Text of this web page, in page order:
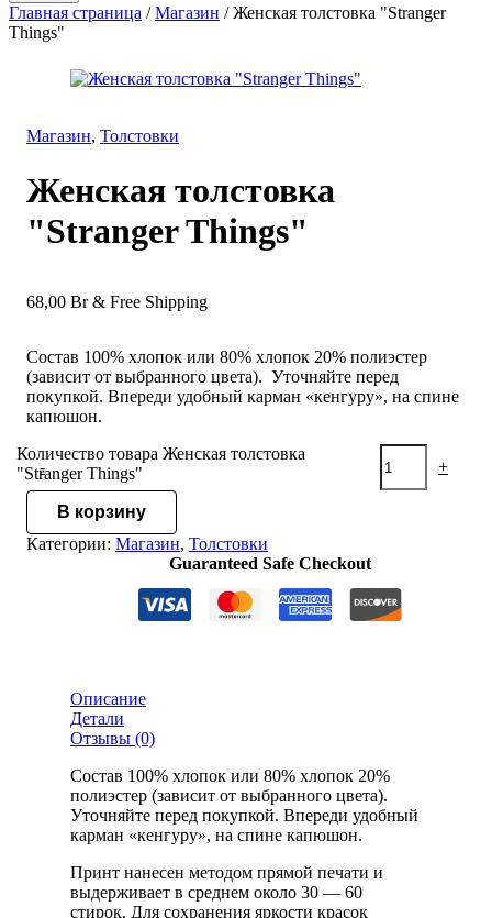
Главная страница /Магазин /Женская толстовка "Stranger
Things"
Магазин, Толстовки
Женская толстовка
"Stranger Things"
68,00 Br & Free Shipping
Состав 100% хлопок или 80% хлопок 20% полиэстер
(зависит от выбранного цвета). Уточняйте перед
покупкой. Впереди удобный карман «кенгуру», на спине
капюшон.
-
Количество товара Женская толстовка
"Stranger Things"
+
В корзину
Категории: Магазин, Толстовки
Guaranteed Safe Checkout
Описание
Детали
Отзывы (0)
Состав 100% хлопок или 80% хлопок 20%
полиэстер (зависит от выбранного цвета).
Уточняйте перед покупкой. Впереди удобный
карман «кенгуру», на спине капюшон.
Принт нанесен методом прямой печати и
выдерживает в среднем около 30 — 60
стирок. Для сохранения яркости красок